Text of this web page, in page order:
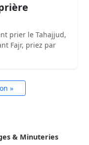
prier le Tahajjud,
Fajr, priez par
»
& Minuteries